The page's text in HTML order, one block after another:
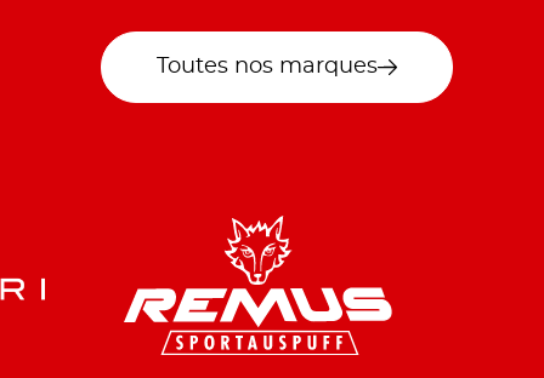
Toutes nos marques